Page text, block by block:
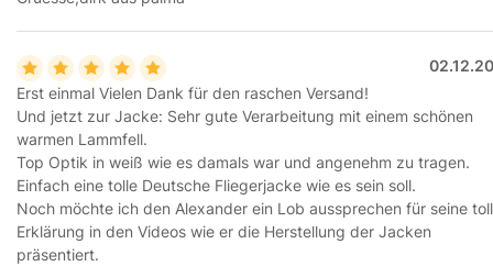
Erst einmal Vielen Dank für den raschen Versand!
Und jetzt zur Jacke: Sehr gute Verarbeitung mit einem schönen
warmen Lammfell.
Top Optik in weiß wie es damals war und angenehm zu tragen.
Einfach eine tolle Deutsche Fliegerjacke wie es sein soll.
Noch möchte ich den Alexander ein Lob aussprechen für seine
Erklärung in den Videos wie er die Herstellung der Jacken
präsentiert.